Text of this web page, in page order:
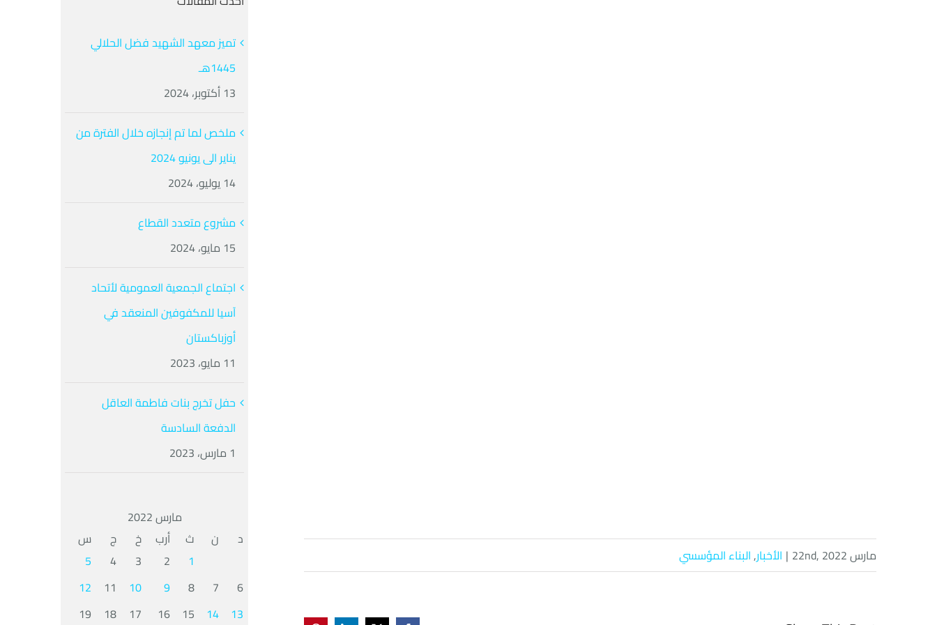
مارس 22nd, 2022 | الأخبار,البناء المؤسسي
تميز معهد الشهيد فضل الحلالي
1445هـ
13 أكتوبر، 2024
ملخص لما تم إنجازه خلال الفترة من
يناير الى يونيو 2024
14 يوليو، 2024
مشروع متعدد القطاع
15 مايو، 2024
اجتماع الجمعية العمومية لأتحاد
آسيا للمكفوفين المنعقد في
أوزباكستان
11 مايو، 2023
حفل تخرج بنات فاطمة العاقل
الدفعة السادسة
1 مارس، 2023
مارس 2022
د
ن ث أرب خ ج
س
1
2
3
4
5
6
7
8
9
10
11
12
13
14
15
16
17
18
19